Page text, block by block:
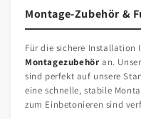
Montage-Zubehör &
Für die sichere Installation
Montagezubehör an.
sind perfekt auf unsere
eine schnelle, stabile
zum Einbetonieren sind